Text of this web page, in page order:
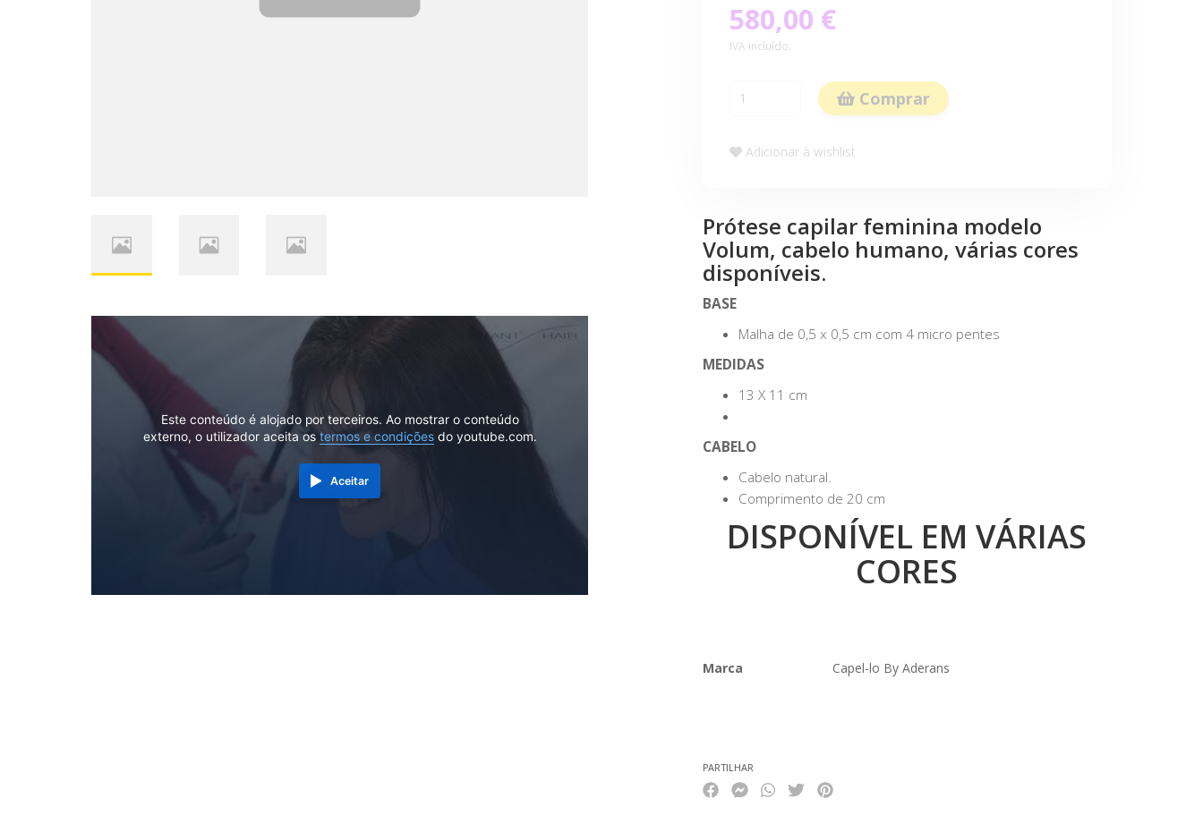
Este conteúdo é alojado por terceiros. Ao mostrar o conteúdo
externo, o utilizador aceita os termos e condiçõesdo youtube.com.
Aceitar
580,00 €
IVA incluído.
Comprar
Adicionar à wishlist
Prótese capilar feminina modelo
Volum, cabelo humano, várias cores
disponíveis.
BASE
Malha de 0,5 x 0,5 cm com 4 micro pentes
MEDIDAS
13 X 11 cm
CABELO
Cabelo natural.
Comprimento de 20 cm
DISPONÍVEL EM VÁRIAS
CORES
Marca
Capel-lo By Aderans
PARTILHAR